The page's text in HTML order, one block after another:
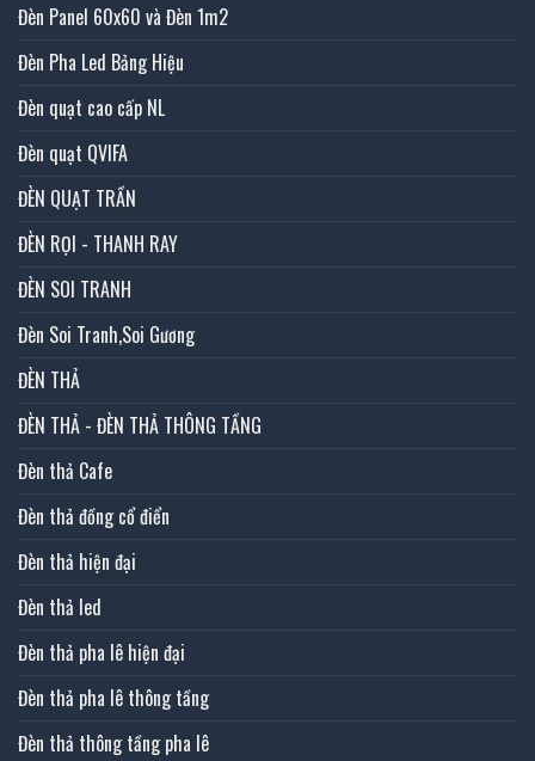
Đèn Panel 60x60 và Đèn 1m2
Đèn Pha Led Bảng Hiệu
Đèn quạt cao cấp NL
Đèn quạt QVIFA
ĐÈN QUẠT TRẦN
ĐÈN RỌI - THANH RAY
ĐÈN SOI TRANH
Đèn Soi Tranh,Soi Gương
ĐÈN THẢ
ĐÈN THẢ - ĐÈN THẢ THÔNG TẦNG
Đèn thả Cafe
Đèn thả đồng cổ điển
Đèn thả hiện đại
Đèn thả led
Đèn thả pha lê hiện đại
Đèn thả pha lê thông tầng
Đèn thả thông tầng pha lê